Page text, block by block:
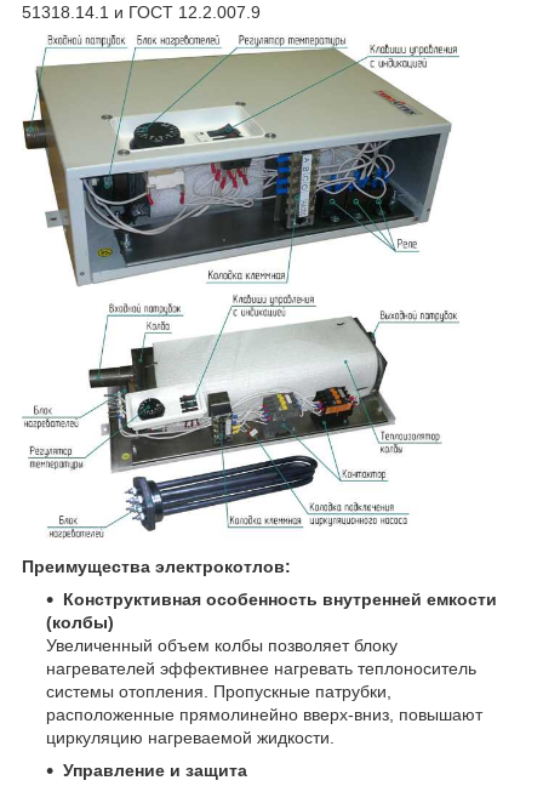
51318.14.1 и ГОСТ 12.2.007.9
Преимущества электрокотлов:
Конструктивная особенность внутренней емкости
(колбы)
Увеличенный объем колбы позволяет блоку
нагревателей эффективнее нагревать теплоноситель
системы отопления. Пропускные патрубки,
расположенные прямолинейно вверх-вниз, повышают
циркуляцию нагреваемой жидкости.
Управление и защита